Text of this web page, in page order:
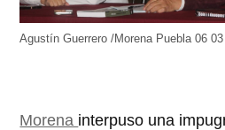
Agustín Guerrero /Morena Puebla 06
Morena interpuso una